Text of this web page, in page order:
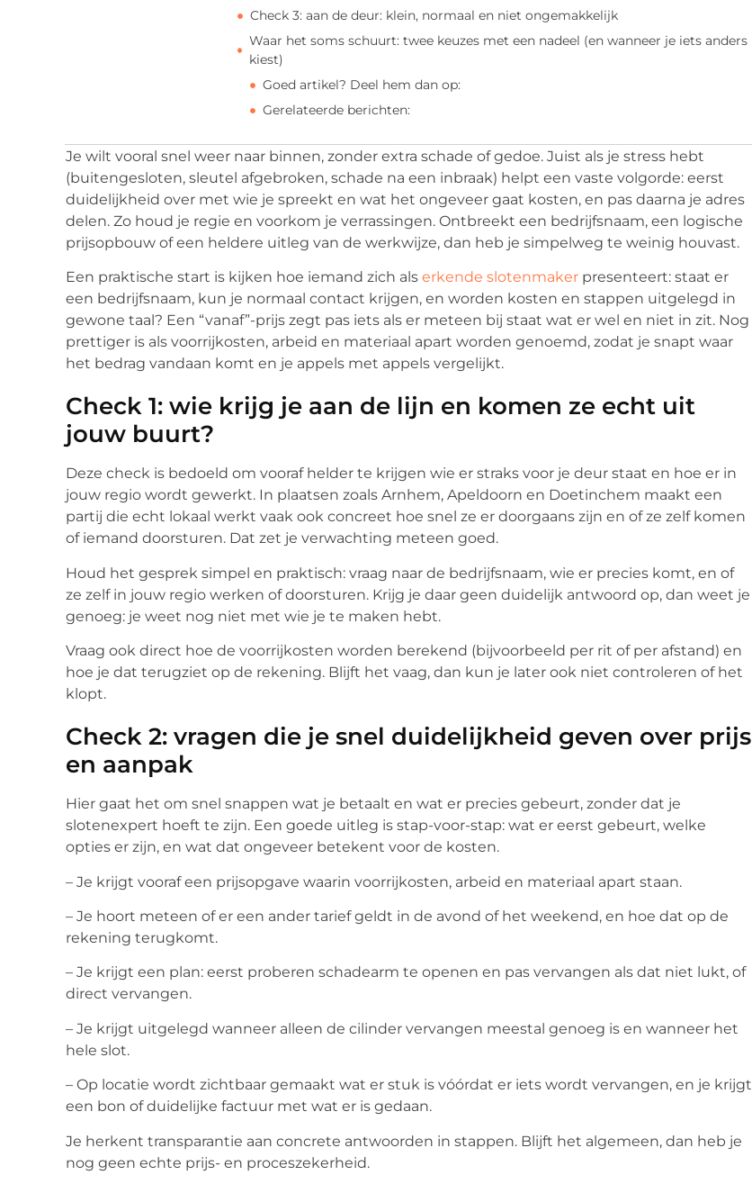
Check 3: aan de deur: klein, normaal en niet ongemakkelijk
Waar het soms schuurt: twee keuzes met een nadeel (en wanneer je iets anders
kiest)
Goed artikel? Deel hem dan op:
Gerelateerde berichten:
Je wilt vooral snel weer naar binnen, zonder extra schade of gedoe. Juist als je stress hebt
(buitengesloten, sleutel afgebroken, schade na een inbraak) helpt een vaste volgorde: eerst
duidelijkheid over met wie je spreekt en wat het ongeveer gaat kosten, en pas daarna je adres
delen. Zo houd je regie en voorkom je verrassingen. Ontbreekt een bedrijfsnaam, een logische
prijsopbouw of een heldere uitleg van de werkwijze, dan heb je simpelweg te weinig houvast.
Een praktische start is kijken hoe iemand zich als erkende slotenmaker presenteert: staat er
een bedrijfsnaam, kun je normaal contact krijgen, en worden kosten en stappen uitgelegd in
gewone taal? Een “vanaf”-prijs zegt pas iets als er meteen bij staat wat er wel en niet in zit. Nog
prettiger is als voorrijkosten, arbeid en materiaal apart worden genoemd, zodat je snapt waar
het bedrag vandaan komt en je appels met appels vergelijkt.
Check 1: wie krijg je aan de lijn en komen ze echt uit
jouw buurt?
Deze check is bedoeld om vooraf helder te krijgen wie er straks voor je deur staat en hoe er in
jouw regio wordt gewerkt. In plaatsen zoals Arnhem, Apeldoorn en Doetinchem maakt een
partij die echt lokaal werkt vaak ook concreet hoe snel ze er doorgaans zijn en of ze zelf komen
of iemand doorsturen. Dat zet je verwachting meteen goed.
Houd het gesprek simpel en praktisch: vraag naar de bedrijfsnaam, wie er precies komt, en of
ze zelf in jouw regio werken of doorsturen. Krijg je daar geen duidelijk antwoord op, dan weet je
genoeg: je weet nog niet met wie je te maken hebt.
Vraag ook direct hoe de voorrijkosten worden berekend (bijvoorbeeld per rit of per afstand) en
hoe je dat terugziet op de rekening. Blijft het vaag, dan kun je later ook niet controleren of het
klopt.
Check 2: vragen die je snel duidelijkheid geven over prijs
en aanpak
Hier gaat het om snel snappen wat je betaalt en wat er precies gebeurt, zonder dat je
slotenexpert hoeft te zijn. Een goede uitleg is stap-voor-stap: wat er eerst gebeurt, welke
opties er zijn, en wat dat ongeveer betekent voor de kosten.
– Je krijgt vooraf een prijsopgave waarin voorrijkosten, arbeid en materiaal apart staan.
– Je hoort meteen of er een ander tarief geldt in de avond of het weekend, en hoe dat op de
rekening terugkomt.
– Je krijgt een plan: eerst proberen schadearm te openen en pas vervangen als dat niet lukt, of
direct vervangen.
– Je krijgt uitgelegd wanneer alleen de cilinder vervangen meestal genoeg is en wanneer het
hele slot.
– Op locatie wordt zichtbaar gemaakt wat er stuk is vóórdat er iets wordt vervangen, en je krijgt
een bon of duidelijke factuur met wat er is gedaan.
Je herkent transparantie aan concrete antwoorden in stappen. Blijft het algemeen, dan heb je
nog geen echte prijs- en proceszekerheid.